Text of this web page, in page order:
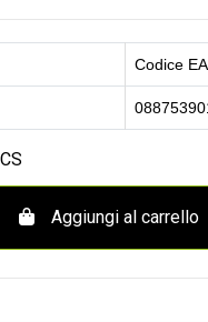
Codice
Aggiungi al carrello